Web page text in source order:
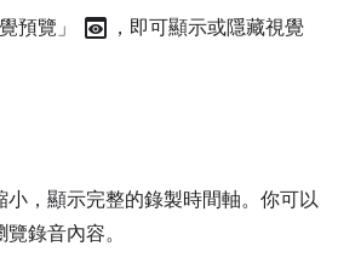
預覽」
preview ，即可顯示或隱藏視覺
小，顯示完整的錄製時間軸。你可以
錄音內容。